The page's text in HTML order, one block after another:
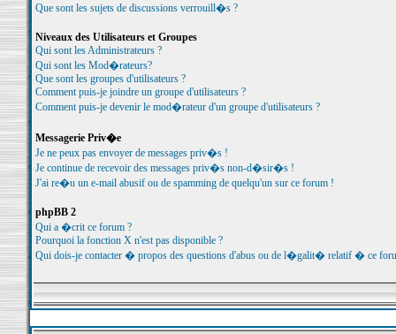
Que sont les sujets de discussions verrouill�s ?
Niveaux des Utilisateurs et Groupes
Qui sont les Administrateurs ?
Qui sont les Mod�rateurs?
Que sont les groupes d'utilisateurs ?
Comment puis-je joindre un groupe d'utilisateurs ?
Comment puis-je devenir le mod�rateur d'un groupe d'utilisateurs ?
Messagerie Priv�e
Je ne peux pas envoyer de messages priv�s !
Je continue de recevoir des messages priv�s non-d�sir�s !
J'ai re�u un e-mail abusif ou de spamming de quelqu'un sur ce forum !
phpBB 2
Qui a �crit ce forum ?
Pourquoi la fonction X n'est pas disponible ?
Qui dois-je contacter � propos des questions d'abus ou de l�galit� relatif � ce